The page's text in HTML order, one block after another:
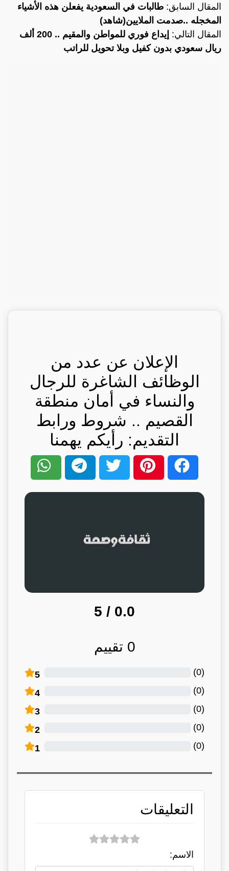
المقال السابق: طالبات في السعودية يفعلن هذه الأشياء
المخجله ..صدمت الملايين(شاهد)
المقال التالي:
إيداع فوري للمواطن والمقيم .. 200 ألف
ريال سعودي بدون كفيل وبلا تحويل للراتب
الإعلان عن عدد من
الوظائف الشاغرة للرجال
والنساء في أمان منطقة
القصيم .. شروط ورابط
التقديم: رأيكم يهمنا
0.0
/ 5
0 تقييم
5 (
0
)
4 (
0
)
3 (
0
)
2 (
0
)
1 (
0
)
التعليقات
الاسم: